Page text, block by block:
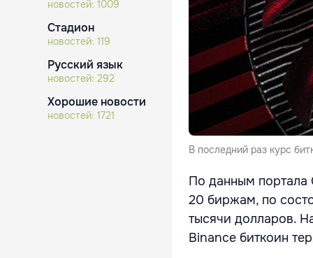
новостей: 1009
Стадион
новостей: 119
Русский язык
новостей: 292
Хорошие новости
новостей: 1721
В последний раз курс
По данным
20 биржам, по
тысячи долларов.
Binance биткоин